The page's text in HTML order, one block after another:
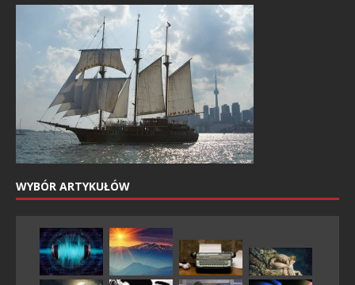
WYBÓR ARTYKUŁÓW